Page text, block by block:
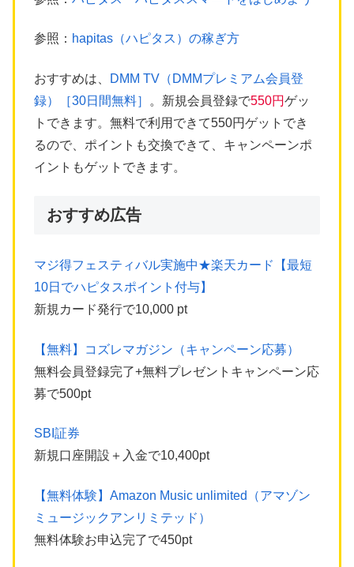
参照： hapitas（ハピタス）の稼ぎ方
おすすめは、
DMM TV（DMMプレミアム会員登
録）［30日間無料］
。新規会員登録で550円ゲッ
トできます。無料で利用できて550円ゲットでき
るので、ポイントも交換できて、キャンペーンポ
イントもゲットできます。
おすすめ広告
マジ得フェスティバル実施中★楽天カード【最短
10日でハピタスポイント付与】
新規カード発行で10,000 pt
【無料】コズレマガジン（キャンペーン応募）
無料会員登録完了+無料プレゼントキャンペーン応
募で500pt
SBI証券
新規口座開設＋入金で10,400pt
【無料体験】Amazon Music unlimited（アマゾン
ミュージックアンリミテッド）
無料体験お申込完了で450pt